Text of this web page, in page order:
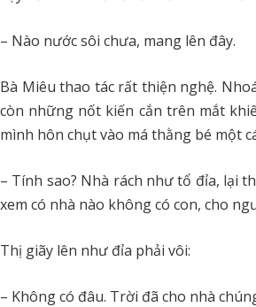
– Nào nước sôi chưa, mang lên đây.
Bà Miêu thao tác rất thiện nghệ.
còn những nốt kiến cắn trên mắt
mình hôn chụt vào má thằng bé một
– Tính sao? Nhà rách như tổ đỉa, lại
xem có nhà nào không có con, cho
Thị giãy lên như đỉa phải vôi:
– Không có đâu. Trời đã cho nhà